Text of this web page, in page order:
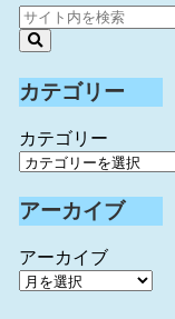
カテゴリー
カテゴリー
アーカイブ
アーカイブ